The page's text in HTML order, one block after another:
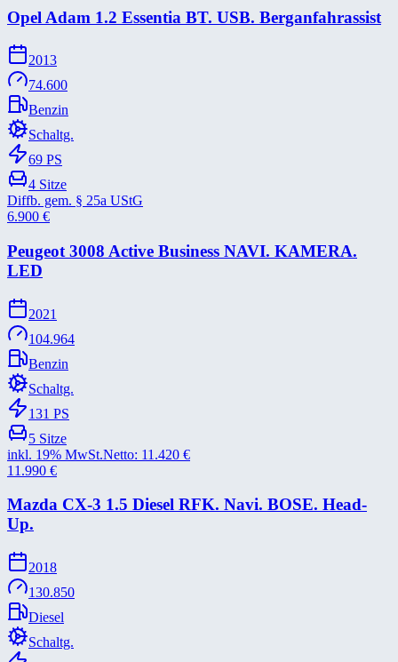
Opel Adam 1.2 Essentia BT. USB. Berganfahrassist
2013
74.600
Benzin
Schaltg.
69 PS
4 Sitze
Diffb. gem. § 25a UStG
6.900 €
Peugeot 3008 Active Business NAVI. KAMERA.
LED
2021
104.964
Benzin
Schaltg.
131 PS
5 Sitze
inkl. 19% MwSt.Netto: 11.420 €
11.990 €
Mazda CX-​3 1.5 Diesel RFK. Navi. BOSE. Head-​
Up.
2018
130.850
Diesel
Schaltg.